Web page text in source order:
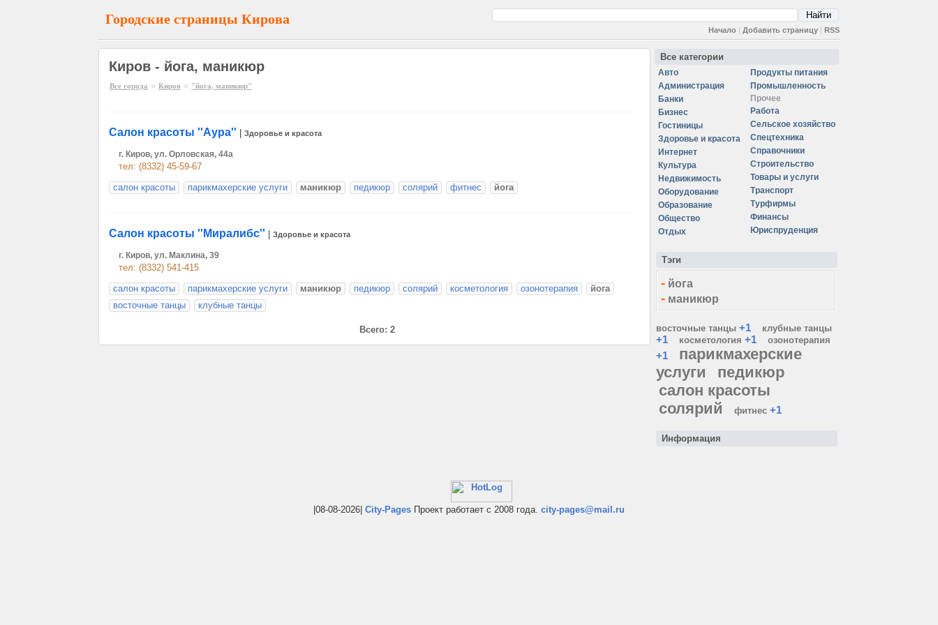
Городские страницы Кирова
Начало | Добавить страницу | RSS
Киров - йога, маникюр
Все города » Киров » "йога, маникюр"
Салон красоты ''Аура'' Здоровье и красота
г. Киров, ул. Орловская, 44а
тел: (8332) 45-59-67
салон красоты
парикмахерские услуги маникюр педикюр солярий фитнес йога
Салон красоты ''Миралибс'' Здоровье и красота
г. Киров, ул. Маклина, 39
тел: (8332) 541-415
салон красоты
парикмахерские услуги маникюр педикюр солярий косметология озонотерапия
йога
восточные танцы
клубные танцы
Всего: 2
Все категории
Авто
Администрация
Банки
Бизнес
Гостиницы
Здоровье и красота
Интернет
Культура
Недвижимость
Оборудование
Образование
Общество
Отдых
Продукты питания
Промышленность
Прочее
Работа
Сельское хозяйство
Спецтехника
Справочники
Строительство
Товары и услуги
Транспорт
Турфирмы
Финансы
Юриспруденция
Тэги
- йога
- маникюр
восточные танцы +1 клубные танцы
+1 косметология +1 озонотерапия
+1
парикмахерские
услуги
педикюр
салон красоты
солярий
фитнес +1
Информация
|08-08-2026| City-Pages Проект работает с 2008 года. city-pages@mail.ru